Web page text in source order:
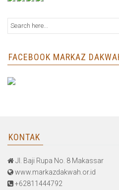
FACEBOOK MARKAZ
KONTAK
Jl. Baji Rupa No. 8 Makassar
www.markazdakwah.or.id
+62811444792